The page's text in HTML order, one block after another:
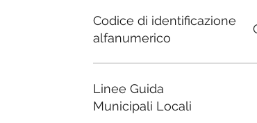
Codice di identificazione
alfanumerico
Linee Guida
Municipali Locali